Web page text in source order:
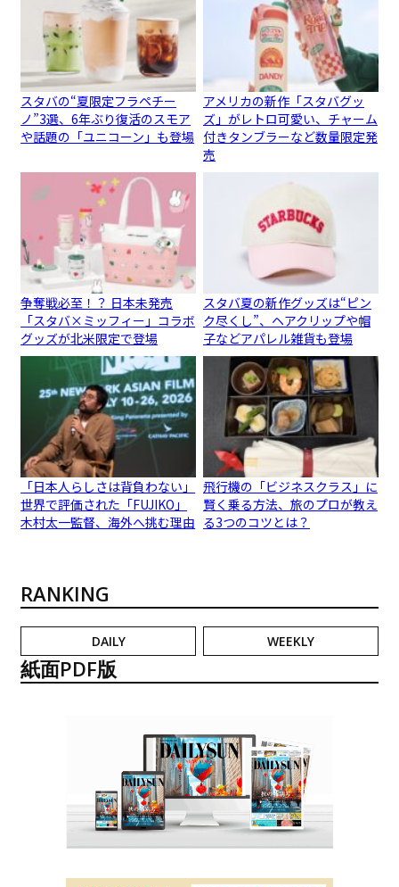
スタバの“夏限定フラペチー
ノ”3選、6年ぶり復活のスモア
や話題の「ユニコーン」も登場
アメリカの新作「スタバグッ
ズ」がレトロ可愛い、チャーム
付きタンブラーなど数量限定発
売
争奪戦必至！？ 日本未発売
「スタバ×ミッフィー」コラボ
グッズが北米限定で登場
スタバ夏の新作グッズは“ピン
ク尽くし”、ヘアクリップや帽
子などアパレル雑貨も登場
「日本人らしさは背負わない」
世界で評価された「FUJIKO」
木村太一監督、海外へ挑む理由
飛行機の「ビジネスクラス」に
賢く乗る方法、旅のプロが教え
る3つのコツとは？
RANKING
DAILY WEEKLY
紙面PDF版